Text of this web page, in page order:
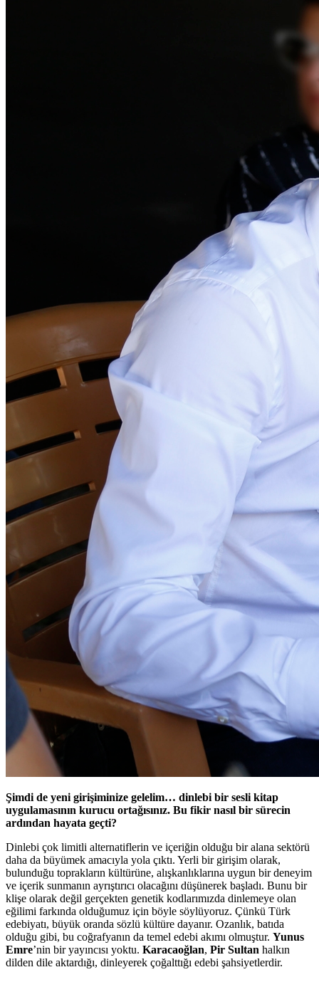
Şimdi de yeni girişiminize gelelim… dinlebi bir sesli kitap
uygulamasının kurucu ortağısınız. Bu fikir nasıl bir sürecin
ardından hayata geçti?
Dinlebi çok limitli alternatiflerin ve içeriğin olduğu bir alana sektörü
daha da büyümek amacıyla yola çıktı. Yerli bir girişim olarak,
bulunduğu toprakların kültürüne, alışkanlıklarına uygun bir deneyim
ve içerik sunmanın ayrıştırıcı olacağını düşünerek başladı. Bunu bir
klişe olarak değil gerçekten genetik kodlarımızda dinlemeye olan
eğilimi farkında olduğumuz için böyle söylüyoruz. Çünkü Türk
edebiyatı, büyük oranda sözlü kültüre dayanır. Ozanlık, batıda
olduğu gibi, bu coğrafyanın da temel edebi akımı olmuştur. Yunus
Emre’nin bir yayıncısı yoktu. Karacaoğlan, Pir Sultan halkın
dilden dile aktardığı, dinleyerek çoğalttığı edebi şahsiyetlerdir.